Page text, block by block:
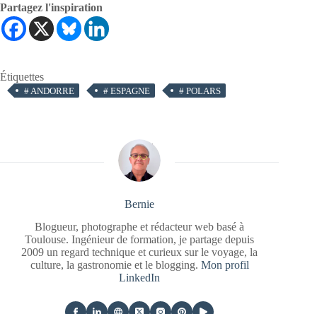
Partagez l'inspiration
Étiquettes
# ANDORRE # ESPAGNE # POLARS
Bernie
Blogueur, photographe et rédacteur web basé à
Toulouse. Ingénieur de formation, je partage depuis
2009 un regard technique et curieux sur le voyage, la
culture, la gastronomie et le blogging. Mon profil
LinkedIn